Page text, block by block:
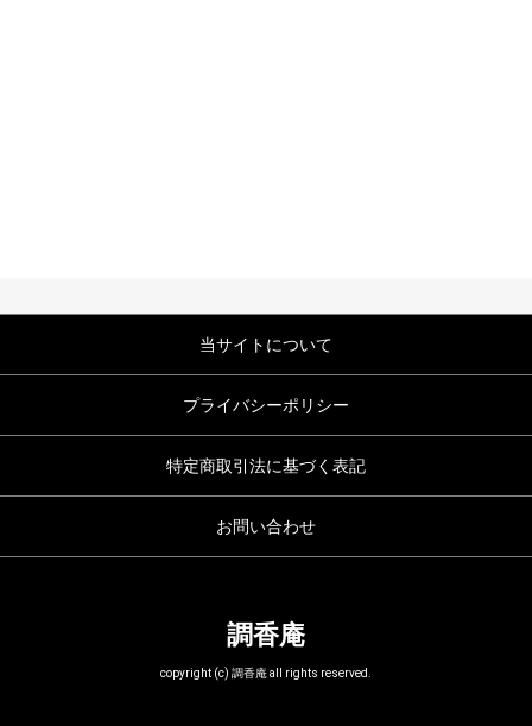
当サイトについて
プライバシーポリシー
特定商取引法に基づく表記
お問い合わせ
調香庵
copyright (c) 調香庵 all rights reserved.